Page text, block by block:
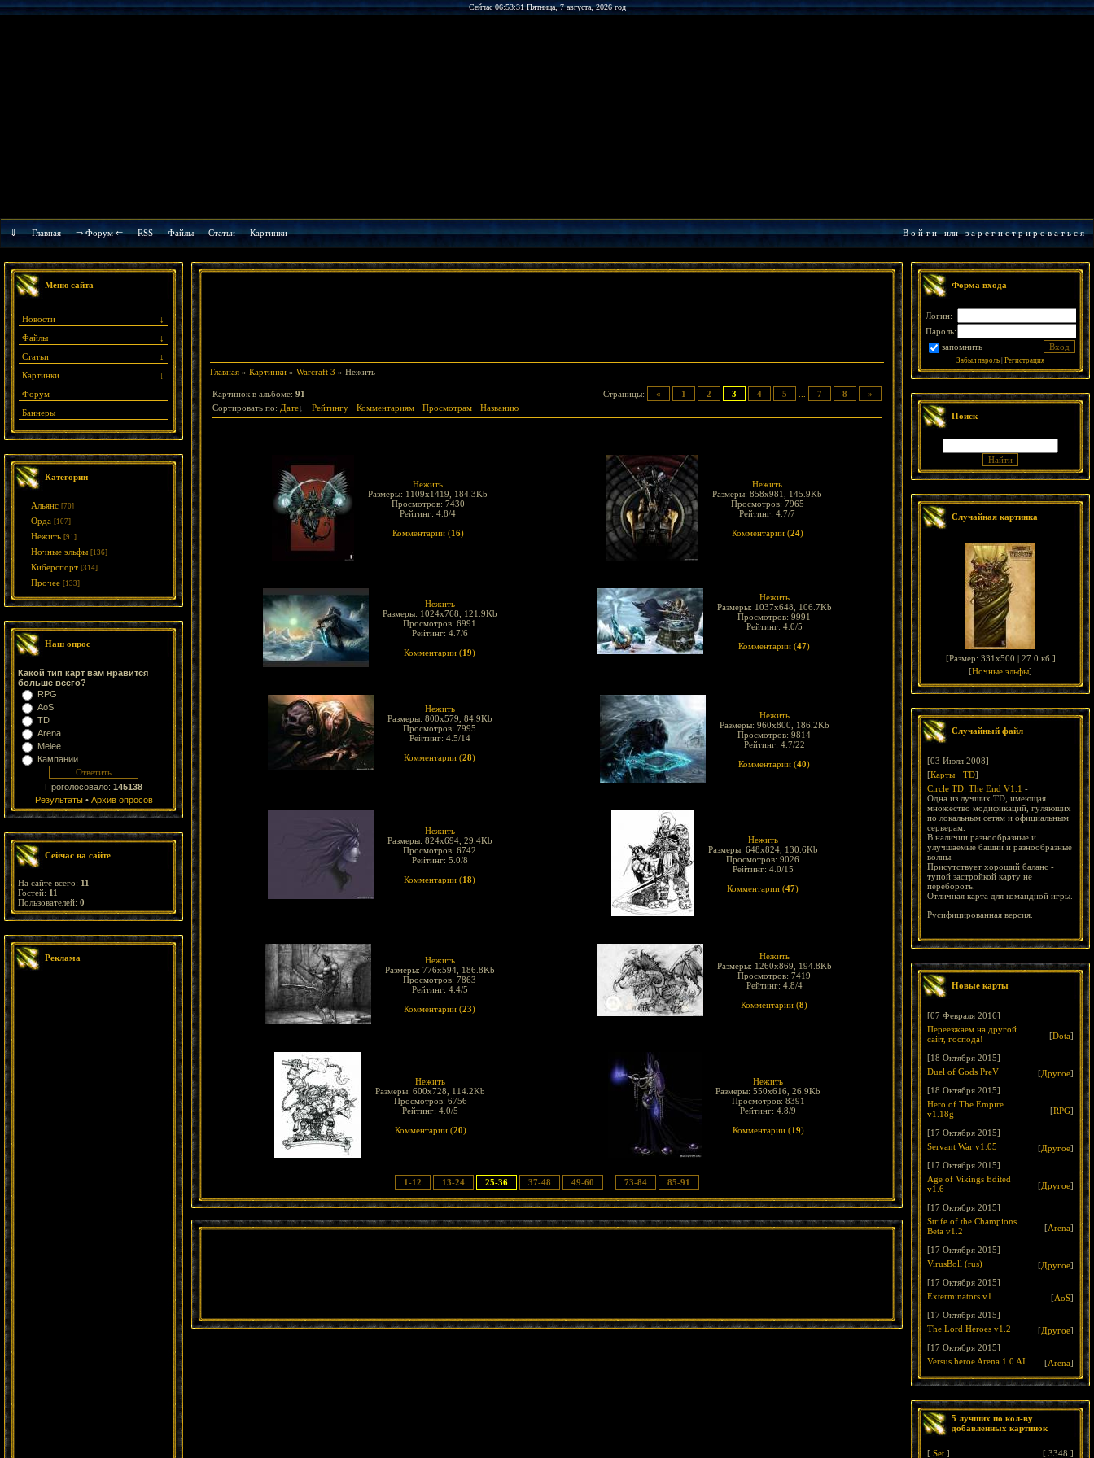
Сейчас 06:53:31 Пятница, 7 августа, 2026 год
⇓ Главная ⇒ Форум ⇐ RSS Файлы Cтатьи Картинки В о й т иилиз а р е г и с т р и р о в а т ь с я
Меню сайта
↓
Новости
↓
Файлы
↓
Статьи
↓
Картинки
Форум
Баннеры
Категории
Альянс [70]
Орда [107]
Нежить [91]
Ночные эльфы [136]
Киберспорт [314]
Прочее [133]
Наш опрос
Какой тип карт вам нравится
больше всего?
RPG
AoS
TD
Arena
Melee
Кампании
Проголосовало: 145138
Результаты• Архив опросов
Сейчас на сайте
На сайте всего: 11
Гостей: 11
Пользователей: 0
Реклама
Главная » Картинки » Warcraft 3 » Нежить
Картинок в альбоме: 91 Страницы: « 1 2 3 4 5 7 8
»
Сортировать по: Дате · Рейтингу · Комментариям · Просмотрам · Названию
Нежить
Размеры: 1109x1419, 184.3Kb
Просмотров: 7430
Рейтинг: 4.8/4
Комментарии (16)
Нежить
Размеры: 858x981, 145.9Kb
Просмотров: 7965
Рейтинг: 4.7/7
Комментарии (24)
Нежить
Размеры: 1024x768, 121.9Kb
Просмотров: 6991
Рейтинг: 4.7/6
Комментарии (19)
Нежить
Размеры: 1037x648, 106.7Kb
Просмотров: 9991
Рейтинг: 4.0/5
Комментарии (47)
Нежить
Размеры: 800x579, 84.9Kb
Просмотров: 7995
Рейтинг: 4.5/14
Комментарии (28)
Нежить
Размеры: 960x800, 186.2Kb
Просмотров: 9814
Рейтинг: 4.7/22
Комментарии (40)
Нежить
Размеры: 824x694, 29.4Kb
Просмотров: 6742
Рейтинг: 5.0/8
Комментарии (18)
Нежить
Размеры: 648x824, 130.6Kb
Просмотров: 9026
Рейтинг: 4.0/15
Комментарии (47)
Нежить
Размеры: 776x594, 186.8Kb
Просмотров: 7863
Рейтинг: 4.4/5
Комментарии (23)
Нежить
Размеры: 1260x869, 194.8Kb
Просмотров: 7419
Рейтинг: 4.8/4
Комментарии (8)
Нежить
Размеры: 600x728, 114.2Kb
Просмотров: 6756
Рейтинг: 4.0/5
Комментарии (20)
Нежить
Размеры: 550x616, 26.9Kb
Просмотров: 8391
Рейтинг: 4.8/9
Комментарии (19)
1-12 13-24 25-36 37-48 49-60 73-84 85-91
Форма входа
Логин:
Пароль:
запомнить
Забыл пароль Регистрация
Поиск
Случайная картинка
[Размер: 331x500 | 27.0 кб. ]
[Ночные эльфы]
Случайный файл
[03 Июля 2008]
[Карты · TD]
Circle TD: The End V1.1 -
Одна из лучших TD, имеющая
множество модификаций, гуляющих
по локальным сетям и официальным
серверам.
В наличии разнообразные и
улучшаемые башни и разнообразные
волны.
Присутствует хороший баланс -
тупой застройкой карту не
перебороть.
Отличная карта для командной игры.
Русифицированная версия.
Новые карты
[07 Февраля 2016]
Переезжаем на другой
сайт, господа!
[Dota]
[18 Октября 2015]
Duel of Gods PreV
[Другое]
[18 Октября 2015]
Hero of The Empire
v1.18g
[RPG]
[17 Октября 2015]
Servant War v1.05
[Другое]
[17 Октября 2015]
Age of Vikings Edited
v1.6
[Другое]
[17 Октября 2015]
Strife of the Champions
Beta v1.2
[Arena]
[17 Октября 2015]
VirusBoll (rus)
[Другое]
[17 Октября 2015]
Exterminators v1
[AoS]
[17 Октября 2015]
The Lord Heroes v1.2
[Другое]
[17 Октября 2015]
Versus heroe Arena 1.0 AI
[Arena]
5 лучших по кол-ву
добавленных картинок
[ Set ] [ 3348 ]